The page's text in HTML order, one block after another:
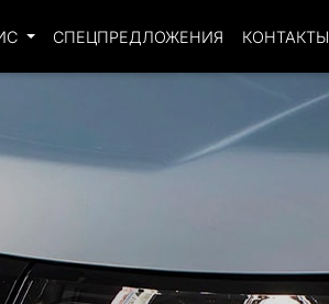
СПЕЦПРЕДЛОЖЕНИЯ КОНТАКТЫ